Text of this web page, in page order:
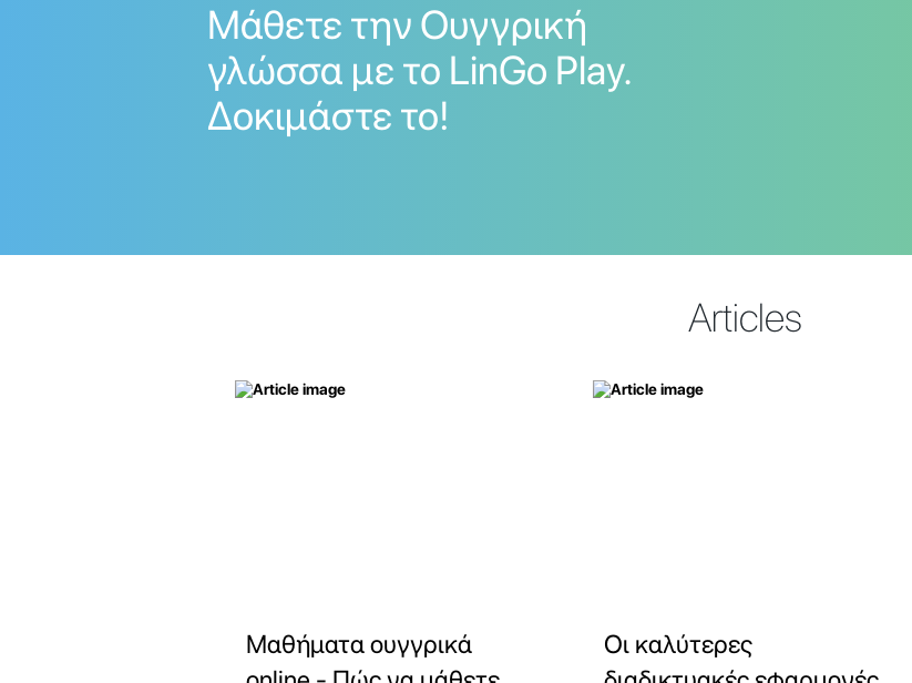
Μάθετε την Ουγγρική
γλώσσα με το LinGo Play.
Δοκιμάστε το!
Articles
Μαθήματα ουγγρικά
Οι καλύτερες